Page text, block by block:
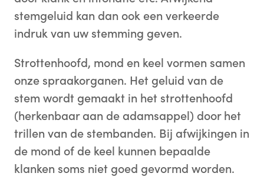
stemgeluid kan dan ook een verkeerde
indruk van uw stemming geven.
Strottenhoofd, mond en keel vormen samen
onze spraakorganen. Het geluid van de
stem wordt gemaakt in het strottenhoofd
(herkenbaar aan de adamsappel) door het
trillen van de stembanden. Bij afwijkingen in
de mond of de keel kunnen bepaalde
klanken soms niet goed gevormd worden.